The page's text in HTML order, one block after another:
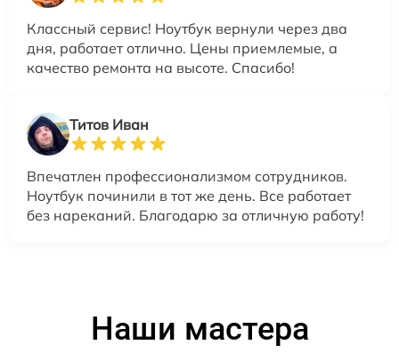
Классный сервис! Ноутбук вернули через два
дня, работает отлично. Цены приемлемые, а
качество ремонта на высоте. Спасибо!
Титов Иван
Впечатлен профессионализмом сотрудников.
Ноутбук починили в тот же день. Все работает
без нареканий. Благодарю за отличную работу!
Наши мастера